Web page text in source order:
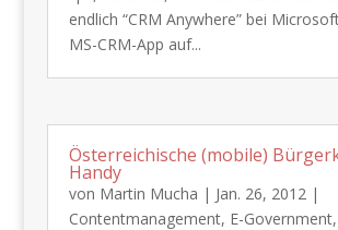
endlich “CRM Anywhere” bei
MS-CRM-App auf...
Österreichische (mobile)
Handy
von Martin Mucha | Jan. 26, 2012|
Contentmanagement, E-Government,